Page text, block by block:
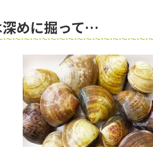
深めに掘って…
SA・PA 自由